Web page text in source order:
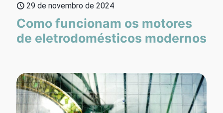
29 de novembro de 2024
Como funcionam os motores
de eletrodomésticos modernos